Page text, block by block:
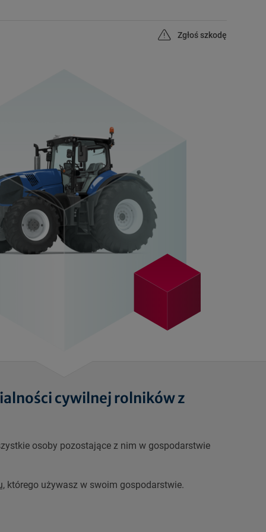
Zgłoś szkodę
cywilnej rolników z
osoby pozostające z nim w gospodarstwie
którego używasz w swoim gospodarstwie.